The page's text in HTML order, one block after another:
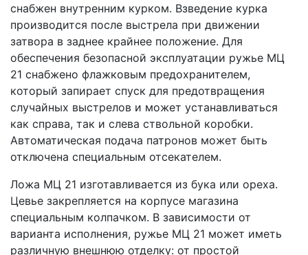
снабжен внутренним курком. Взведение курка
производится после выстрела при движении
затвора в заднее крайнее положение. Для
обеспечения безопасной эксплуатации ружье МЦ
21 снабжено флажковым предохранителем,
который запирает спуск для предотвращения
случайных выстрелов и может устанавливаться
как справа, так и слева ствольной коробки.
Автоматическая подача патронов может быть
отключена специальным отсекателем.
Ложа МЦ 21 изготавливается из бука или ореха.
Цевье закрепляется на корпусе магазина
специальным колпачком. В зависимости от
варианта исполнения, ружье МЦ 21 может иметь
различную внешнюю отделку: от простой